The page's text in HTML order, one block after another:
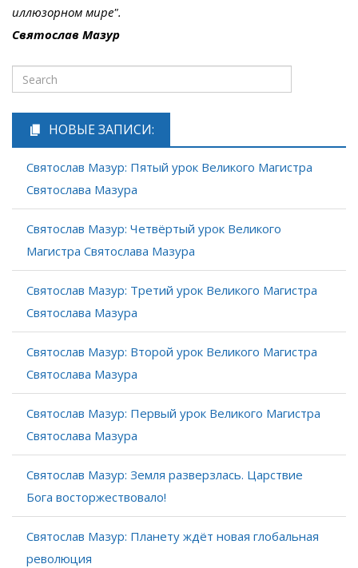
иллюзорном мире".
Святослав Мазур
НОВЫЕ ЗАПИСИ:
Святослав Мазур: Пятый урок Великого Магистра
Святослава Мазура
Святослав Мазур: Четвёртый урок Великого
Магистра Святослава Мазура
Святослав Мазур: Третий урок Великого Магистра
Святослава Мазура
Святослав Мазур: Второй урок Великого Магистра
Святослава Мазура
Святослав Мазур: Первый урок Великого Магистра
Святослава Мазура
Святослав Мазур: Земля разверзлась. Царствие
Бога восторжествовало!
Святослав Мазур: Планету ждёт новая глобальная
революция